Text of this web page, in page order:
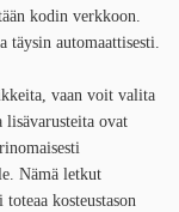
kodin verkkoon.
täysin automaattisesti.
vaan voit valita
lisävarusteita ovat
Nämä letkut
kosteustason